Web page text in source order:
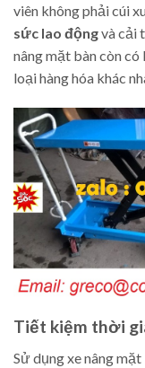
viên không phải cúi
sức lao độngvà cải
nâng mặt bàn còn
loại hàng hóa khác
Tiết kiệm thời
Sử dụng xe nâng